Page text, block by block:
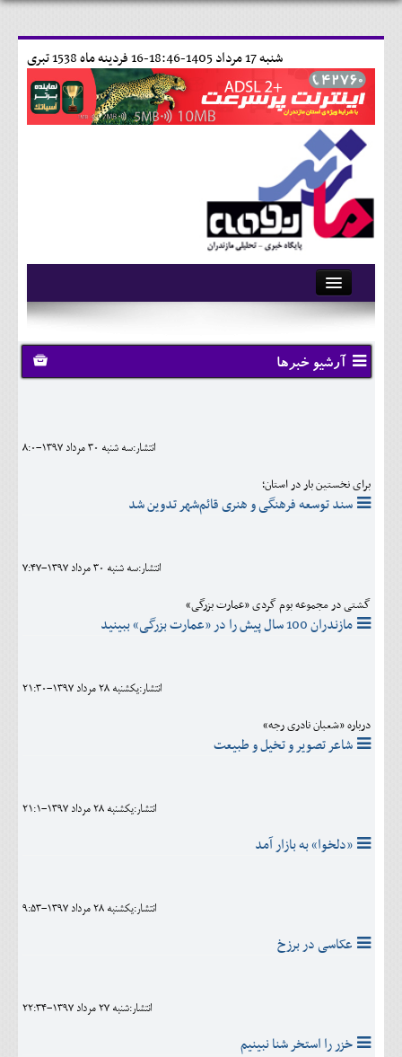
16 فردينه ماه 1538 تبری شنبه 17 مرداد 1405-18:46-
آرشیو
تماس با ما
وبلاگ
کلینیک
فرهنگی و هنری
اقتصادی
آرشیو خبرها
انتشار:سه شنبه 30 مرداد 1397-8:0
برای نخستین بار در استان؛
سند توسعه فرهنگی و هنری قائم‌شهر تدوین شد
انتشار:سه شنبه 30 مرداد 1397-7:47
گشتی در مجموعه بوم گردی «عمارت بزرگی»
مازندران 100 سال پیش را در «عمارت بزرگی» ببینید
انتشار:يکشنبه 28 مرداد 1397-21:30
درباره «شعبان نادری رجه»
شاعر تصویر و تخیل و طبیعت
انتشار:يکشنبه 28 مرداد 1397-21:1
«دلخوا» به بازار آمد
انتشار:يکشنبه 28 مرداد 1397-9:53
عکاسی در برزخ
انتشار:شنبه 27 مرداد 1397-22:34
خزر را استخر شنا نبینیم